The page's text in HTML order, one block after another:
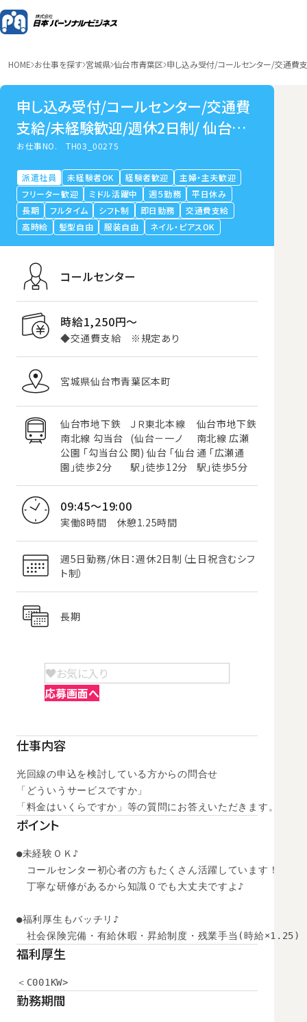
HOME お仕事を探す 宮城県 仙台市青葉区 申し込み受付/コールセンター/交通
申し込み受付/コールセンター/交通費
支給/未経験歓迎/週休2日制/ 仙台市
青葉区
お仕事NO.TH03_00275
派遣社員 未経験者OK 経験者歓迎
主婦・主夫歓迎
フリーター歓迎
ミドル活躍中 週５勤務
平日休み
長期
フルタイム シフト制 即日勤務
交通費支給
高時給
髪型自由 服装自由 ネイル・ピアスOK
コールセンター
時給1,250円〜
◆交通費支給 ※規定あり
宮城県仙台市青葉区本町
仙台市地下鉄
南北線 勾当台
公園 「勾当台公
園」徒歩2分
ＪＲ東北本線
(仙台－一ノ
関) 仙台 「仙台
駅」徒歩12分
仙台市地下鉄
南北線 広瀬
通 「広瀬通
駅」徒歩5分
09:45～19:00
実働8時間 休憩1.25時間
週5日勤務/休日：週休2日制（土日祝含むシフ
ト制）
長期
お気に入り
応募画面へ
仕事内容
光回線の申込を検討している方からの問合せ
「どういうサービスですか」
「料金はいくらですか」等の質問にお答えいただきます。
ポイント
●未経験ＯＫ♪
コールセンター初心者の方もたくさん活躍しています！
丁寧な研修があるから知識０でも大丈夫ですよ♪
●福利厚生もバッチリ♪
社会保険完備・有給休暇・昇給制度・残業手当(時給×1.25)
福利厚生
＜C001KW>
勤務期間